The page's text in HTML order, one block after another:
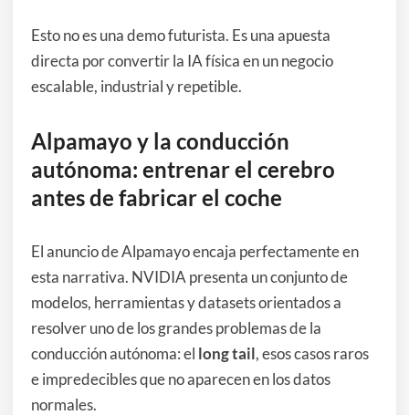
Esto no es una demo futurista. Es una apuesta
directa por convertir la IA física en un negocio
escalable, industrial y repetible.
Alpamayo y la conducción
autónoma: entrenar el cerebro
antes de fabricar el coche
El anuncio de Alpamayo encaja perfectamente en
esta narrativa. NVIDIA presenta un conjunto de
modelos, herramientas y datasets orientados a
resolver uno de los grandes problemas de la
conducción autónoma: el long tail, esos casos raros
e impredecibles que no aparecen en los datos
normales.